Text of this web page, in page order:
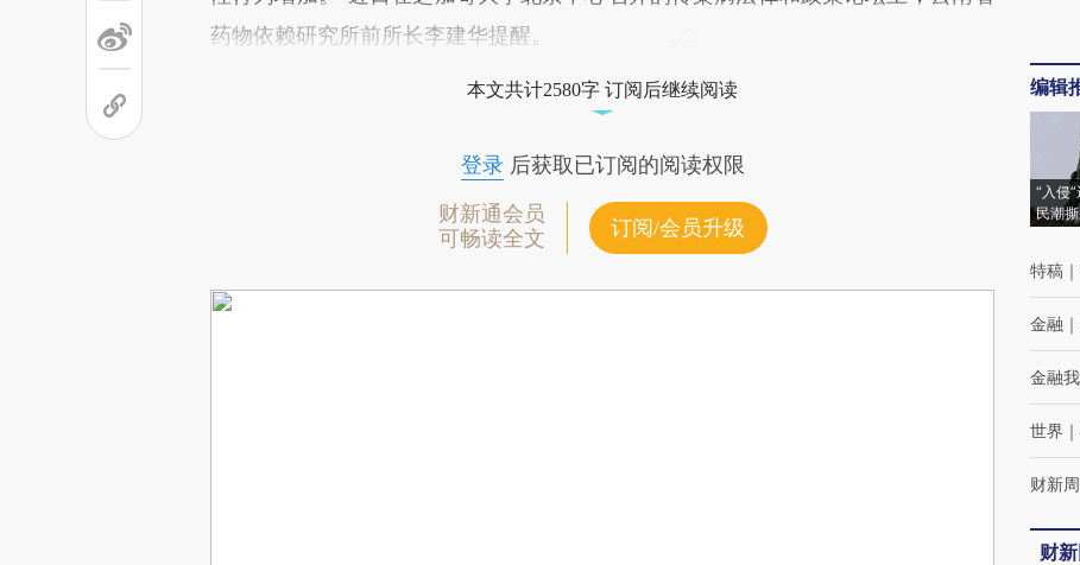
药物依赖研究所前所长李建华提醒。
本文共计2580字 订阅后继续阅读
登录后获取已订阅的阅读权限
财新通会员
可畅读全文
订阅/会员升级
编辑
“入侵
民潮
特稿 ｜
金融 ｜
金融
世界 ｜
财新
财